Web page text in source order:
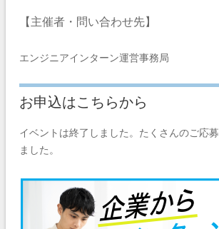
【主催者・問い合わせ先】
エンジニアインターン運営事務局
お申込はこちらから
イベントは終了しました。たくさんのご応
ました。